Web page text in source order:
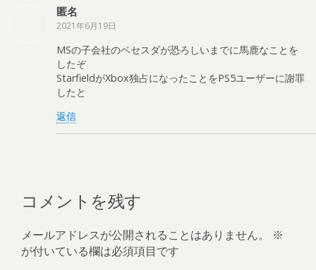
匿名
2021年6月19日
MSの子会社のベセスダが恐ろしいまでに馬鹿なことを
したぞ
StarfieldがXbox独占になったことをPS5ユーザーに謝罪
したと
返信
コメントを残す
メールアドレスが公開されることはありません。
※
が付いている欄は必須項目です